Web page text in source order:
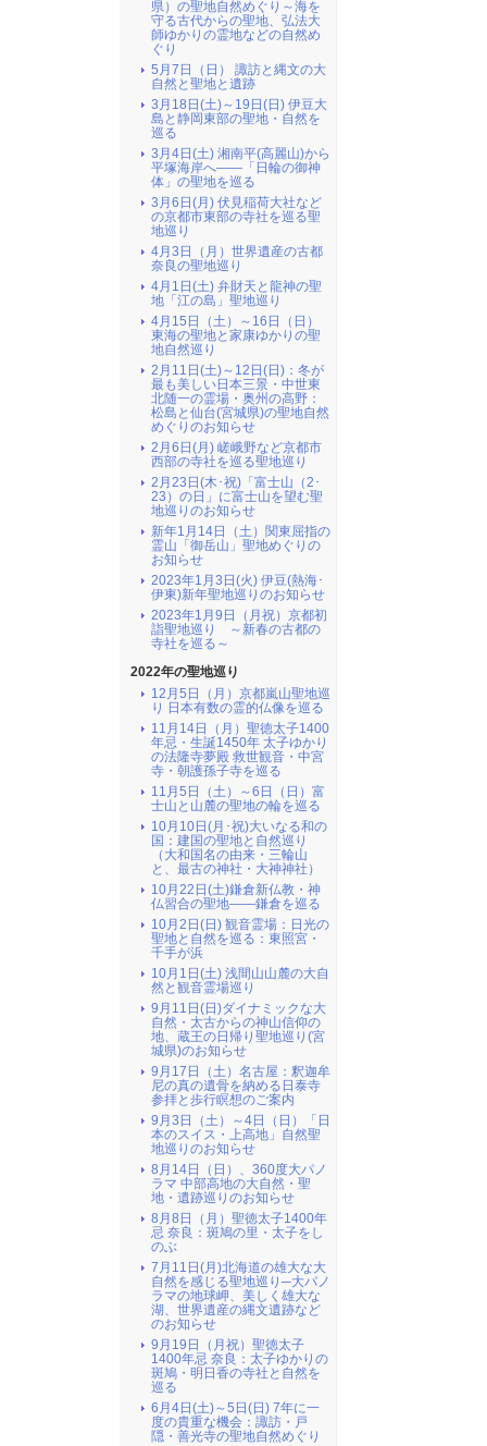
県）の聖地自然めぐり～海を
守る古代からの聖地、弘法大
師ゆかりの霊地などの自然め
ぐり
5月7日（日） 諏訪と縄文の大
自然と聖地と遺跡
3月18日(土)～19日(日) 伊豆大
島と静岡東部の聖地・自然を
巡る
3月4日(土) 湘南平(高麗山)から
平塚海岸へ――「日輪の御神
体」の聖地を巡る
3月6日(月) 伏見稲荷大社など
の京都市東部の寺社を巡る聖
地巡り
4月3日（月）世界遺産の古都
奈良の聖地巡り
4月1日(土) 弁財天と龍神の聖
地「江の島」聖地巡り
4月15日（土）～16日（日）
東海の聖地と家康ゆかりの聖
地自然巡り
2月11日(土)～12日(日)：冬が
最も美しい日本三景・中世東
北随一の霊場・奥州の高野：
松島と仙台(宮城県)の聖地自然
めぐりのお知らせ
2月6日(月) 嵯峨野など京都市
西部の寺社を巡る聖地巡り
2月23日(木･祝)「富士山（2･
23）の日」に富士山を望む聖
地巡りのお知らせ
新年1月14日（土）関東屈指の
霊山「御岳山」聖地めぐりの
お知らせ
2023年1月3日(火) 伊豆(熱海･
伊東)新年聖地巡りのお知らせ
2023年1月9日（月祝）京都初
詣聖地巡り ～新春の古都の
寺社を巡る～
2022年の聖地巡り
12月5日（月）京都嵐山聖地巡
り 日本有数の霊的仏像を巡る
11月14日（月）聖徳太子1400
年忌・生誕1450年 太子ゆかり
の法隆寺夢殿 救世観音・中宮
寺・朝護孫子寺を巡る
11月5日（土）～6日（日）富
士山と山麓の聖地の輪を巡る
10月10日(月･祝)大いなる和の
国：建国の聖地と自然巡り
（大和国名の由来・三輪山
と、最古の神社・大神神社）
10月22日(土)鎌倉新仏教・神
仏習合の聖地――鎌倉を巡る
10月2日(日) 観音霊場：日光の
聖地と自然を巡る：東照宮・
千手が浜
10月1日(土) 浅間山山麓の大自
然と観音霊場巡り
9月11日(日)ダイナミックな大
自然・太古からの神山信仰の
地、蔵王の日帰り聖地巡り(宮
城県)のお知らせ
9月17日（土）名古屋：釈迦牟
尼の真の遺骨を納める日泰寺
参拝と歩行瞑想のご案内
9月3日（土）～4日（日）「日
本のスイス・上高地」自然聖
地巡りのお知らせ
8月14日（日）、360度大パノ
ラマ 中部高地の大自然・聖
地・遺跡巡りのお知らせ
8月8日（月）聖徳太子1400年
忌 奈良：斑鳩の里・太子をし
のぶ
7月11日(月)北海道の雄大な大
自然を感じる聖地巡り─大パノ
ラマの地球岬、美しく雄大な
湖、世界遺産の縄文遺跡など
のお知らせ
9月19日（月祝）聖徳太子
1400年忌 奈良：太子ゆかりの
斑鳩・明日香の寺社と自然を
巡る
6月4日(土)～5日(日) 7年に一
度の貴重な機会：諏訪・戸
隠・善光寺の聖地自然めぐり